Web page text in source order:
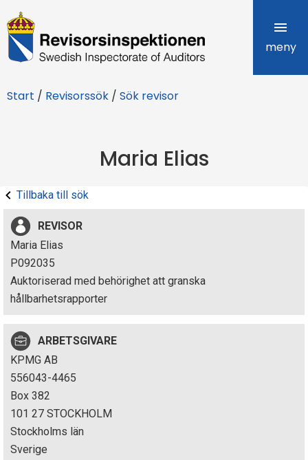
R
e
i
r
s
i
n
s
p
e
k
t
i
meny
Start / Revisorssök / Sök revisor
Maria Elias
Tillbaka till sök
REVISOR
Maria Elias
P092035
Auktoriserad med behörighet att granska
hållbarhetsrapporter
ARBETSGIVARE
KPMG AB
556043-4465
Box 382
101 27 STOCKHOLM
Stockholms län
Sverige